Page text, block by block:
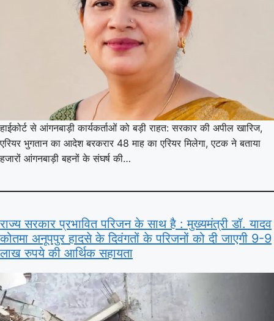
हाईकोर्ट से आंगनबाड़ी कार्यकर्ताओं को बड़ी राहत: सरकार की अपील खारिज,
एरियर भुगतान का आदेश बरकरार 48 माह का एरियर मिलेगा, एटक ने बताया
हजारों आंगनबाड़ी बहनों के संघर्ष की…
राज्य सरकार प्रभावित परिजन के साथ है : मुख्यमंत्री डॉ. यादव
कोतमा अनूपपुर हादसे के दिवंगतों के परिजनों को दी जाएगी 9-9
लाख रुपये की आर्थिक सहायता